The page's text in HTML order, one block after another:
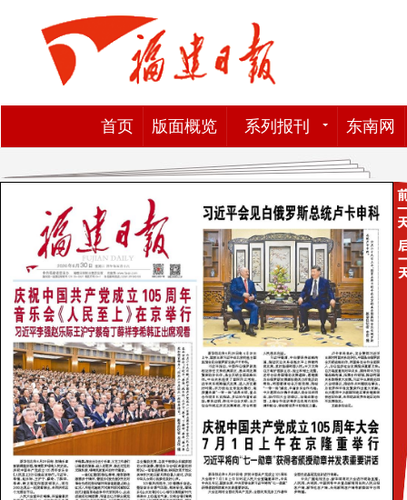
首页 版面概览 系列报刊 东南网